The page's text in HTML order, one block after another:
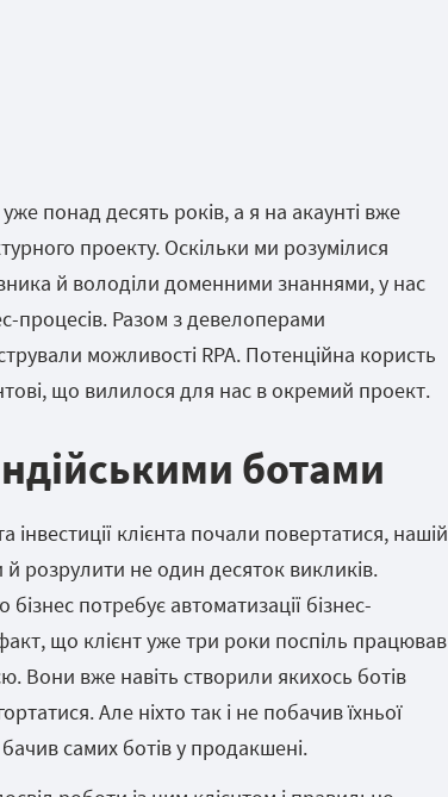
понад десять років, а я на акаунті вже
проекту. Оскільки ми розумілися
й володіли доменними знаннями, у нас
процесів. Разом з девелоперами
можливості RPA. Потенційна користь
що вилилося для нас в окремий проект.
ботами
клієнта почали повертатися, нашій
розрулити не один десяток викликів.
потребує автоматизації бізнес-
що клієнт уже три роки поспіль працював
Вони вже навіть створили якихось ботів
Але ніхто так і не побачив їхньої
самих ботів у продакшені.